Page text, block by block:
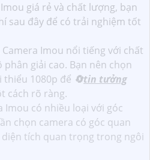
giá rẻ và chất lượng, bạn
sau đây để có trải nghiệm tốt
Imou nổi tiếng với chất
giải cao. Bạn nên chọn
thiểu 1080p để 🔄tin tưởng
cách rõ ràng.
Imou có nhiều loại với góc
chọn camera có góc quan
tích quan trọng trong ngôi